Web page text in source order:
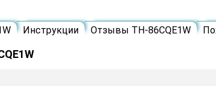
Инструкции Отзывы TH-86CQE1W